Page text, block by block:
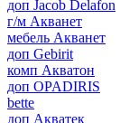
доп Jacob Delafon
г/м Акванет
мебель Акванет
доп Gebirit
комп Акватон
доп OPADIRIS
bette
доп Акватек